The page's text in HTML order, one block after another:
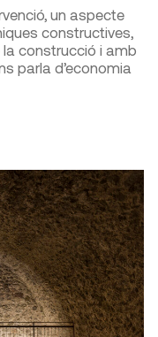
un aspecte
constructives,
construcció i amb
parla d’economia